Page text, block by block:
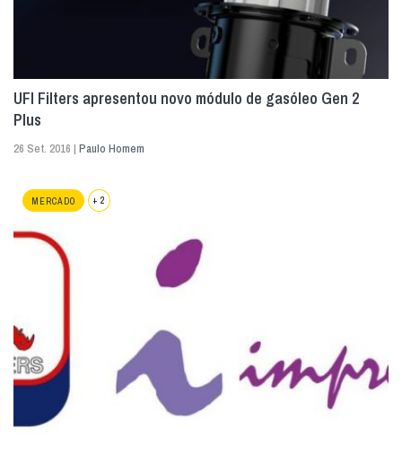
UFI Filters apresentou novo módulo de gasóleo Gen 2
Plus
26 Set. 2016 | Paulo Homem
MERCADO + 2